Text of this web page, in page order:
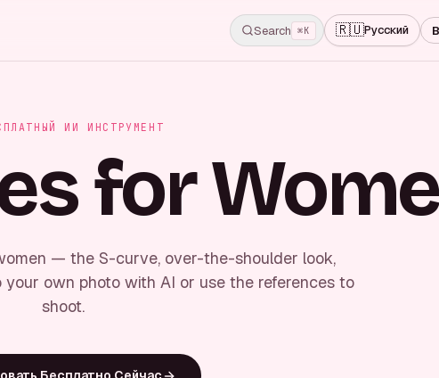
Search ⌘K 🇷🇺Русский
ИИ ИНСТРУМЕНТ
for
— the S-curve, over-the-shoulder look,
own photo with AI or use the references to
shoot.